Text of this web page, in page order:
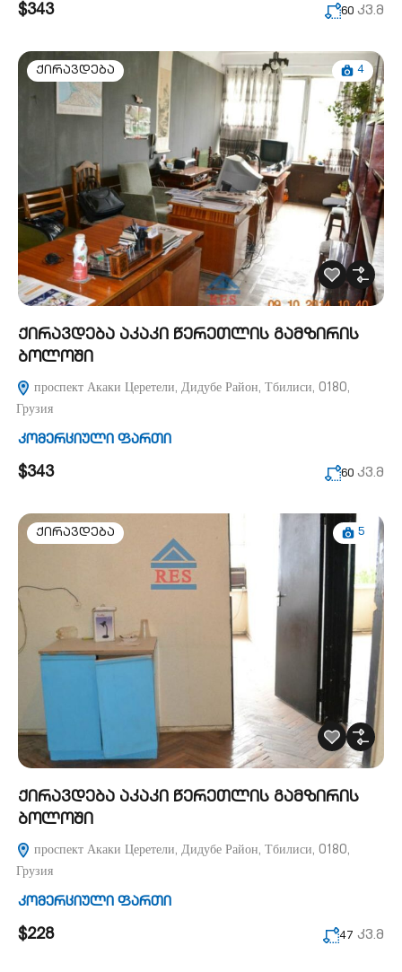
$343 60 კვ.მ
ქირავდება 4
ქირავდება აკაკი წერეთლის გამზირის
ბოლოში
проспект Акаки Церетели, Дидубе Район, Тбилиси, 0180,
Грузия
კომერციული ფართი
$343 60 კვ.მ
ქირავდება 5
ქირავდება აკაკი წერეთლის გამზირის
ბოლოში
проспект Акаки Церетели, Дидубе Район, Тбилиси, 0180,
Грузия
კომერციული ფართი
$228 47 კვ.მ